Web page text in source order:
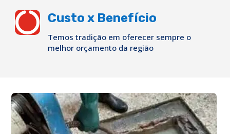
 Custo x Benefício
Temos tradição em oferecer sempre o
melhor orçamento da região